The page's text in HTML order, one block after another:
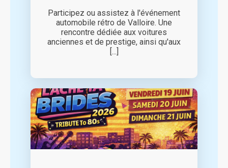
Participez ou assistez à l'événement
automobile rétro de Valloire. Une
rencontre dédiée aux voitures
anciennes et de prestige, ainsi qu'aux
[...]